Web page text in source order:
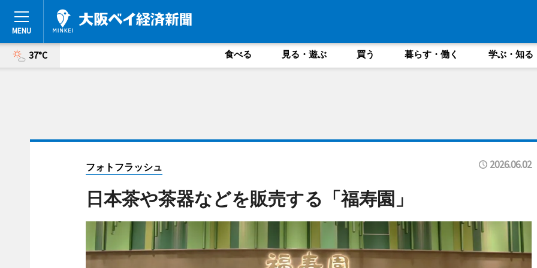
37°C 食べる 見る・遊ぶ 買う 暮らす・働く 学ぶ・知る
フォトフラッシュ 2026.06.02
日本茶や茶器などを販売する「福寿園」